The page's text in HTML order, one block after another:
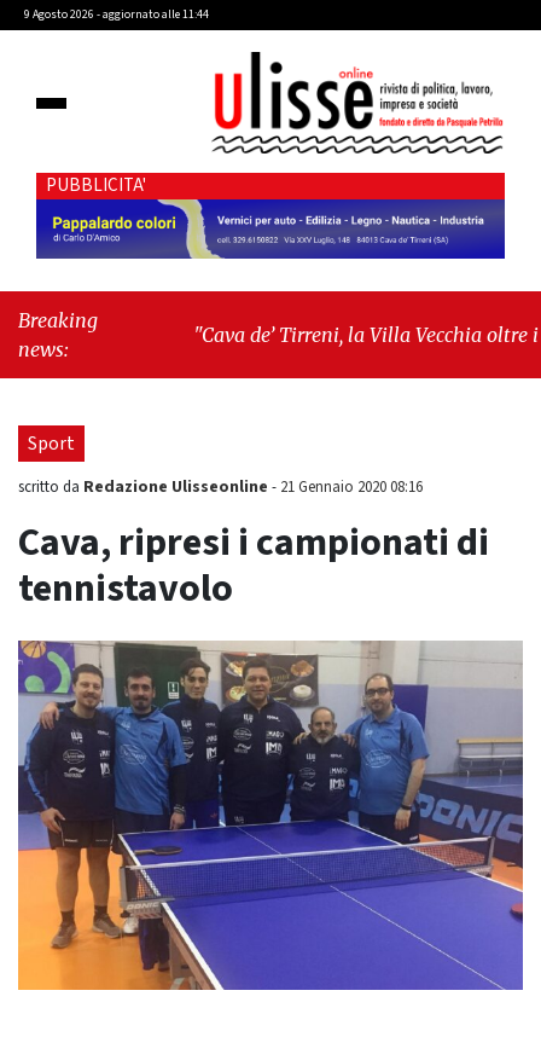
9 Agosto 2026 - aggiornato alle 11:44
PUBBLICITA'
Breaking
news:
"Cava de’ Tirreni, la Villa Vecchia oltre i
Sport
scritto da Redazione Ulisseonline - 21 Gennaio 2020 08:16
Cava, ripresi i campionati di
tennistavolo